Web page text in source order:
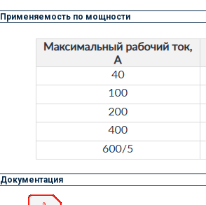
Применяемость по мощности
Документация
Доставка осуществляется
силами нашей компании
Логистика поставок настраивается
индивидуально под заказчика, стоимость